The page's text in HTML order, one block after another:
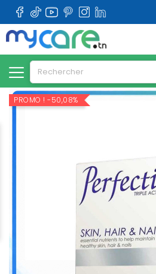
PROMO ! -50,08%